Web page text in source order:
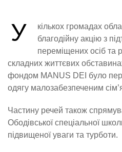
У
кількох громадах
благодійну акцію з
переміщених осіб та
складних життєвих
фондом MANUS DEI було
одягу малозабезпеченим
Частину речей також
Ободівської спеціальної
підвищеної уваги та турботи.